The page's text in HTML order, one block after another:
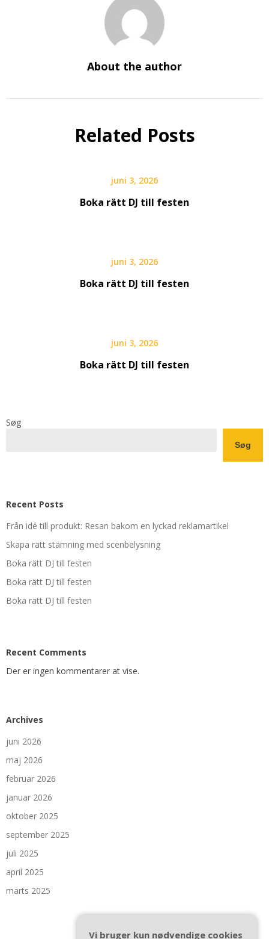
About the author
Related Posts
juni 3, 2026
Boka rätt DJ till festen
juni 3, 2026
Boka rätt DJ till festen
juni 3, 2026
Boka rätt DJ till festen
Søg
Søg
Recent Posts
Från idé till produkt: Resan bakom en lyckad reklamartikel
Skapa rätt stämning med scenbelysning
Boka rätt DJ till festen
Boka rätt DJ till festen
Boka rätt DJ till festen
Recent Comments
Der er ingen kommentarer at vise.
Archives
juni 2026
maj 2026
februar 2026
januar 2026
oktober 2025
september 2025
juli 2025
april 2025
marts 2025
Vi bruger kun nødvendige cookies